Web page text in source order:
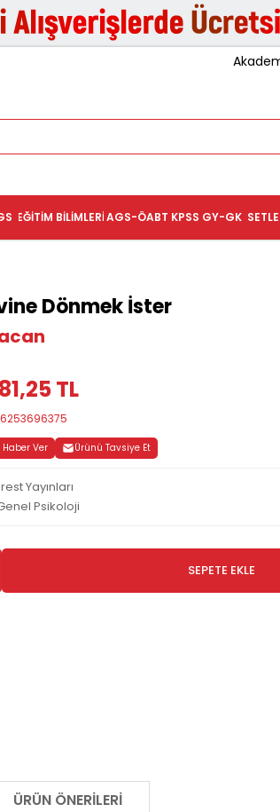
KPSS GY-GK
AGS-ÖABT
EĞITIM BILIMLERI
Dönmek İster
TL
Haber Ver Ürünü Tavsiye Et
Yayınları
Psikoloji
SEPETE EKLE
ÜRÜN ÖNERILERI